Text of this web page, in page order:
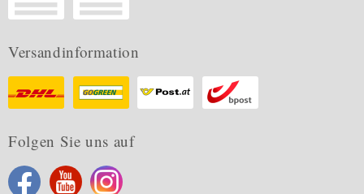
Versandinformation
Folgen Sie uns auf